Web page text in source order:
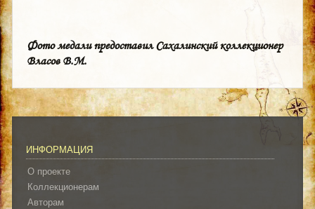
Фото медали предоставил Сахалинский коллекционер
Власов В.М.
ИНФОРМАЦИЯ
О проекте
Коллекционерам
Авторам